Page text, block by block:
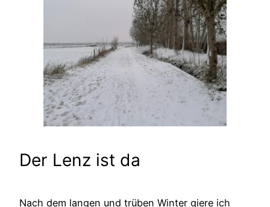
Der Lenz ist da
Nach dem langen und trüben Winter giere ich